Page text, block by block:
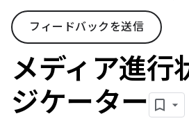
フィードバックを送信
メディア進行
ジケーター